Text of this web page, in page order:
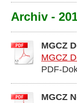
Archiv -
MGCZ
MGCZ
PDF-
MGCZ